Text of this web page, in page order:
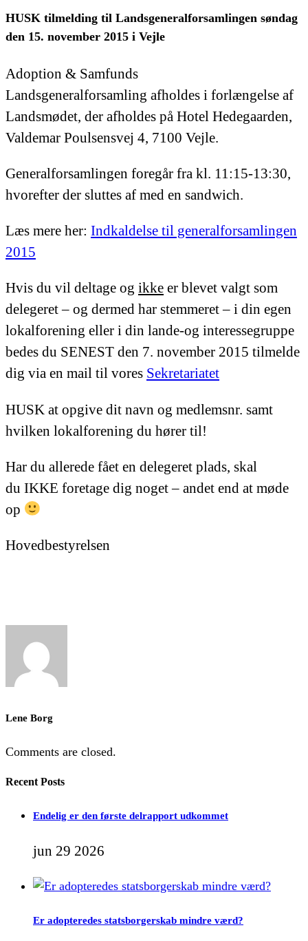
HUSK tilmelding til Landsgeneralforsamlingen søndag
den 15. november 2015 i Vejle
Adoption & Samfunds
Landsgeneralforsamling afholdes i forlængelse af
Landsmødet, der afholdes på Hotel Hedegaarden,
Valdemar Poulsensvej 4, 7100 Vejle.
Generalforsamlingen foregår fra kl. 11:15-13:30,
hvorefter der sluttes af med en sandwich.
Læs mere her: Indkaldelse til generalforsamlingen
2015
Hvis du vil deltage og ikke er blevet valgt som
delegeret – og dermed har stemmeret – i din egen
lokalforening eller i din lande-og interessegruppe
bedes du SENEST den 7. november 2015 tilmelde
dig via en mail til vores Sekretariatet
HUSK at opgive dit navn og medlemsnr. samt
hvilken lokalforening du hører til!
Har du allerede fået en delegeret plads, skal
du IKKE foretage dig noget – andet end at møde
op
Hovedbestyrelsen
Lene Borg
Comments are closed.
Recent Posts
Endelig er den første delrapport udkommet
jun 29 2026
Er adopteredes statsborgerskab mindre værd?